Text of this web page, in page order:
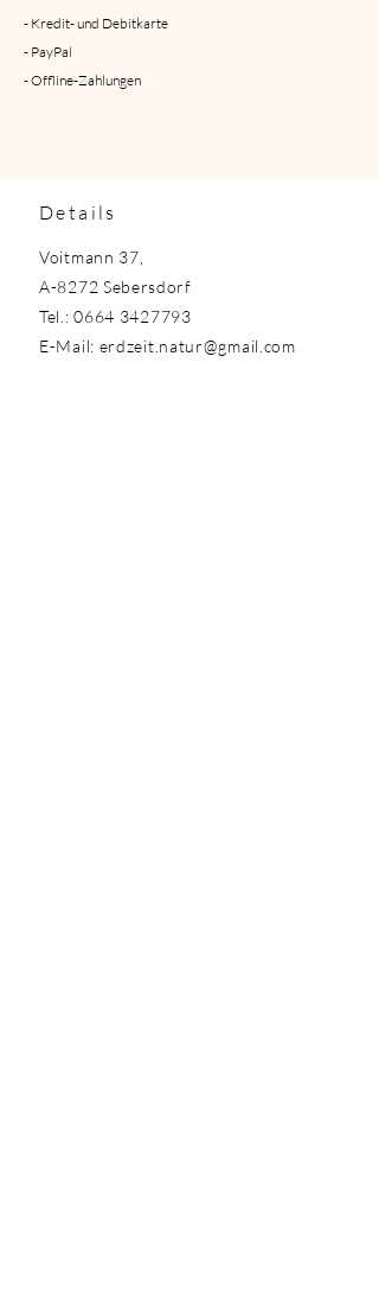
- Kredit- und Debitkarte
- PayPal
- Offline-Zahlungen
Details
Voitmann 37,
A-8272 Sebersdorf
Tel.:0664 3427793
E-Mail: erdzeit.natur@gmail.com